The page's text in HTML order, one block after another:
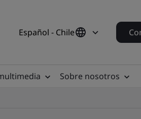
Español - Chile
Sobre nosotros